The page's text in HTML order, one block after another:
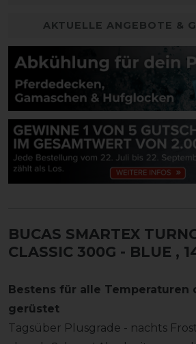
AKTUELLE ANGEBOTE &
BUCAS SMARTEX
CLASSIC 300G - BLUE ,
Bestens für alle Temperaturen
gerüstet
Tagsüber Plusgrade - nachts